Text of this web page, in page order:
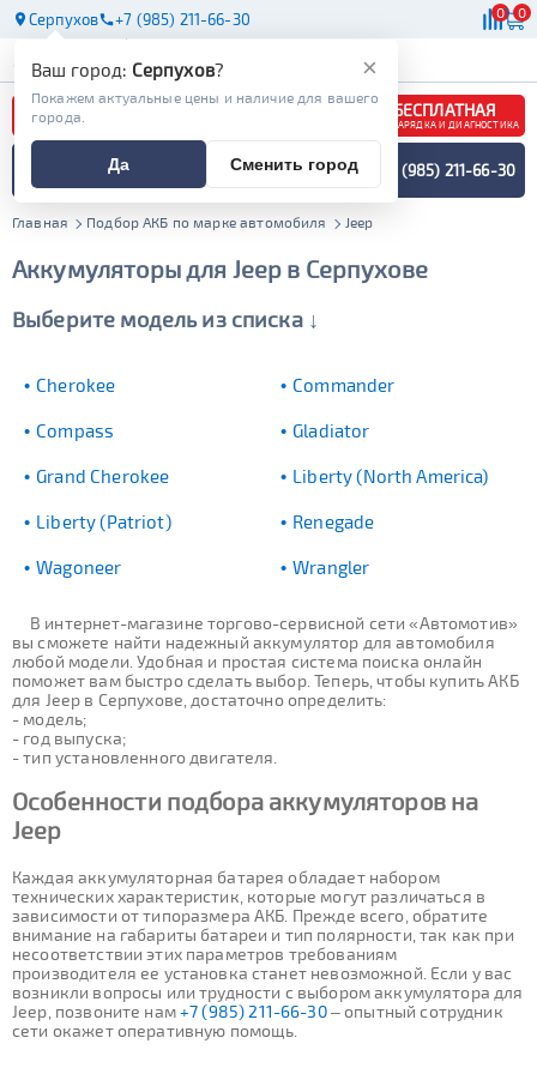
Серпухов +7 (985) 211-66-30 0 0
АКБ
БЕСПЛАТНАЯ
ЗАРЯДКА И ДИАГНОСТИКА
ПОДБОР АККУМУЛЯТОРА
СПЕЦИАЛИСТОМ +7 (985) 211-66-30
Главная Подбор АКБ по марке автомобиля Jeep
Аккумуляторы для Jeep в Серпухове
Выберите модель из списка ↓
Cherokee Commander
Compass Gladiator
Grand Cherokee Liberty (North America)
Liberty (Patriot) Renegade
Wagoneer Wrangler
В интернет-магазине торгово-сервисной сети «Автомотив»
вы сможете найти надежный аккумулятор для автомобиля
любой модели. Удобная и простая система поиска онлайн
поможет вам быстро сделать выбор. Теперь, чтобы купить АКБ
для Jeep в Серпухове, достаточно определить:
- модель;
- год выпуска;
- тип установленного двигателя.
Особенности подбора аккумуляторов на
Jeep
Каждая аккумуляторная батарея обладает набором
технических характеристик, которые могут различаться в
зависимости от типоразмера АКБ. Прежде всего, обратите
внимание на габариты батареи и тип полярности, так как при
несоответствии этих параметров требованиям
производителя ее установка станет невозможной. Если у вас
возникли вопросы или трудности с выбором аккумулятора для
Jeep, позвоните нам+7 (985) 211-66-30– опытный сотрудник
сети окажет оперативную помощь.
×
Ваш город: Серпухов?
Покажем актуальные цены и наличие для вашего
города.
Да Сменить город